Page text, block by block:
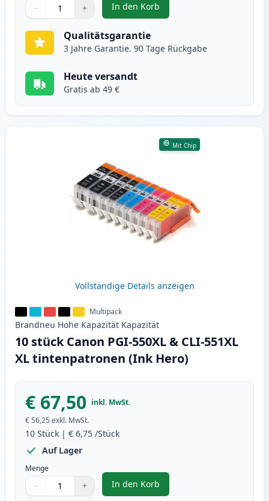
Verwenden Sie die Tasten, um anzupassen
− +
1
In den Korb
, 12 stück Canon PGI-550XL &
Qualitätsgarantie
3 Jahre Garantie. 90 Tage Rückgabe
Heute versandt
Gratis ab 49 €
Mit Chip
Vollständige Details anzeigen
Multipack
Brandneu Hohe Kapazität Kapazität
10 stück Canon PGI-550XL & CLI-551XL
XL tintenpatronen (Ink Hero)
€ 67,50 inkl. MwSt.
€ 56,25 exkl. MwSt.
10 Stück | € 6,75 /Stück
Auf Lager
Menge
Verwenden Sie die Tasten, um anzupassen
− +
1
In den Korb
, 10 stück Canon PGI-550XL &